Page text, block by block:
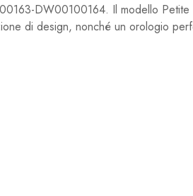
DW00100164. Il modello Petite
di design, nonché un orologio